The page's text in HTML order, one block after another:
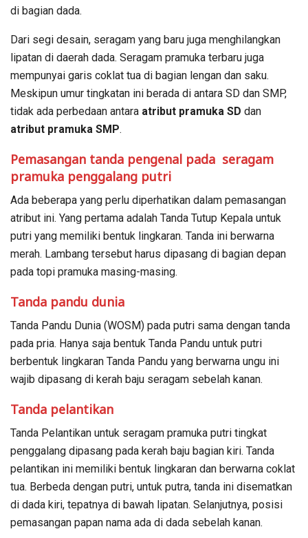
di bagian dada.
Dari segi desain, seragam yang baru juga menghilangkan
lipatan di daerah dada. Seragam pramuka terbaru juga
mempunyai garis coklat tua di bagian lengan dan saku.
Meskipun umur tingkatan ini berada di antara SD dan SMP,
tidak ada perbedaan antara atribut pramuka SD dan
atribut pramuka SMP.
Pemasangan tanda pengenal pada seragam
pramuka penggalang putri
Ada beberapa yang perlu diperhatikan dalam pemasangan
atribut ini. Yang pertama adalah Tanda Tutup Kepala untuk
putri yang memiliki bentuk lingkaran. Tanda ini berwarna
merah. Lambang tersebut harus dipasang di bagian depan
pada topi pramuka masing-masing.
Tanda pandu dunia
Tanda Pandu Dunia (WOSM) pada putri sama dengan tanda
pada pria. Hanya saja bentuk Tanda Pandu untuk putri
berbentuk lingkaran Tanda Pandu yang berwarna ungu ini
wajib dipasang di kerah baju seragam sebelah kanan.
Tanda pelantikan
Tanda Pelantikan untuk seragam pramuka putri tingkat
penggalang dipasang pada kerah baju bagian kiri. Tanda
pelantikan ini memiliki bentuk lingkaran dan berwarna coklat
tua. Berbeda dengan putri, untuk putra, tanda ini disematkan
di dada kiri, tepatnya di bawah lipatan. Selanjutnya, posisi
pemasangan papan nama ada di dada sebelah kanan.